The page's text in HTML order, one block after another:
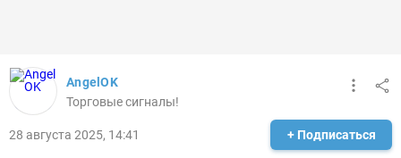
AngelOK
Торговые сигналы!
28 августа 2025, 14:41 + Подписаться